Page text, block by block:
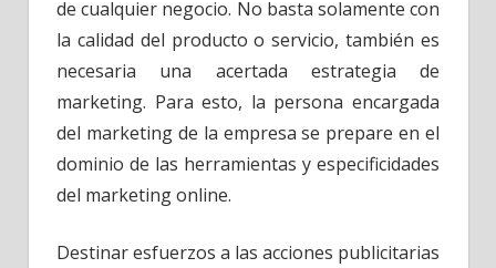
de cualquier negocio. No basta solamente con
la calidad del producto o servicio, también es
necesaria una acertada estrategia de
marketing. Para esto, la persona encargada
del marketing de la empresa se prepare en el
dominio de las herramientas y especificidades
del marketing online.
Destinar esfuerzos a las acciones publicitarias